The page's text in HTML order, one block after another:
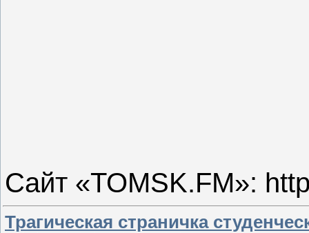
Сайт «TOMSK.FM»:
Трагическая страничка